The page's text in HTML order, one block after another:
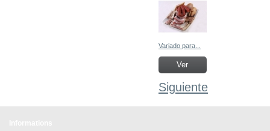
Variado para...
Ver
Siguiente